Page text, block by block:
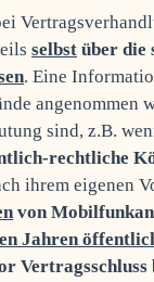
selbst über die
. Eine
angenommen
sind, z.B.
rechtliche
ihrem eigenen
von
Jahren
Vertragsschluss